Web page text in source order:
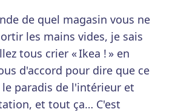
de quel magasin vous ne
les mains vides, je sais
tous crier « Ikea ! » en
d'accord pour dire que ce
paradis de l'intérieur et
et tout ça… C'est